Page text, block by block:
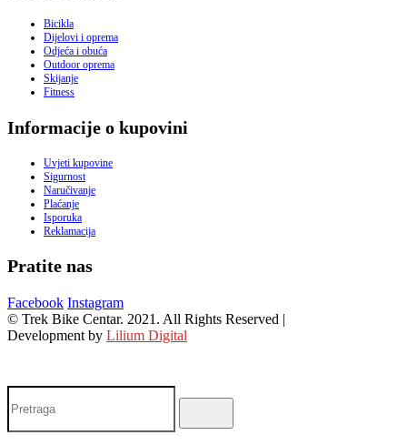
Bicikla
Dijelovi i oprema
Odjeća i obuća
Outdoor oprema
Skijanje
Fitness
Informacije o kupovini
Uvjeti kupovine
Sigurnost
Naručivanje
Plaćanje
Isporuka
Reklamacija
Pratite nas
Facebook Instagram
© Trek Bike Centar. 2021. All Rights Reserved |
Development by Lilium Digital